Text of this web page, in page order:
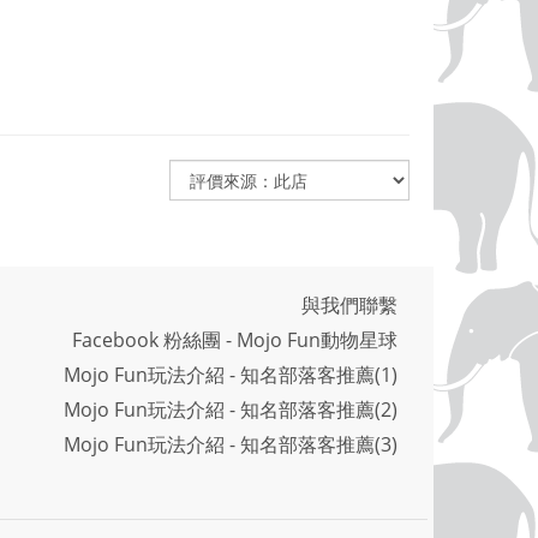
與我們聯繫
Facebook 粉絲團 - Mojo Fun動物星球
Mojo Fun玩法介紹 - 知名部落客推薦(1)
Mojo Fun玩法介紹 - 知名部落客推薦(2)
Mojo Fun玩法介紹 - 知名部落客推薦(3)